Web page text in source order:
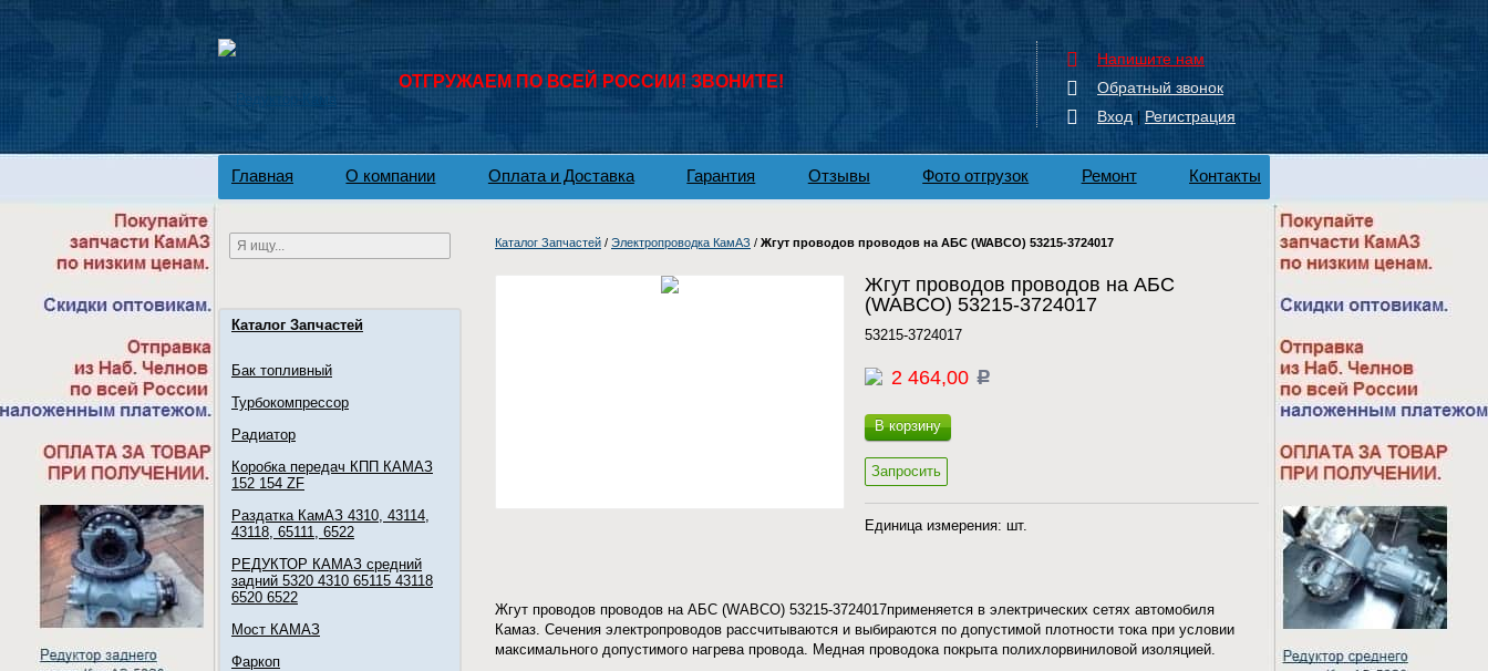
ОТГРУЖАЕМ ПО ВСЕЙ РОССИИ! ЗВОНИТЕ!
Напишите нам
Обратный звонок
Вход | Регистрация
Главная О компании Оплата и Доставка Гарантия Отзывы Фото отгрузок Ремонт Контакты
Каталог Запчастей
Бак топливный
Турбокомпрессор
Радиатор
Коробка передач КПП КАМАЗ
152 154 ZF
Раздатка КамАЗ 4310, 43114,
43118, 65111, 6522
РЕДУКТОР КАМАЗ средний
задний 5320 4310 65115 43118
6520 6522
Мост КАМАЗ
Фаркоп
Каталог Запчастей / Электропроводка КамАЗ / Жгут проводов проводов на АБС (WABCO) 53215-3724017
Жгут проводов проводов на АБС
(WABCO) 53215-3724017
53215-3724017
2 464,00 c
В корзину
Запросить
Единица измерения: шт.
Жгут проводов проводов на АБС (WABCO) 53215-3724017применяется в электрических сетях автомобиля
Камаз. Сечения электропроводов рассчитываются и выбираются по допустимой плотности тока при условии
максимального допустимого нагрева провода. Медная проводока покрыта полихлорвиниловой изоляцией.